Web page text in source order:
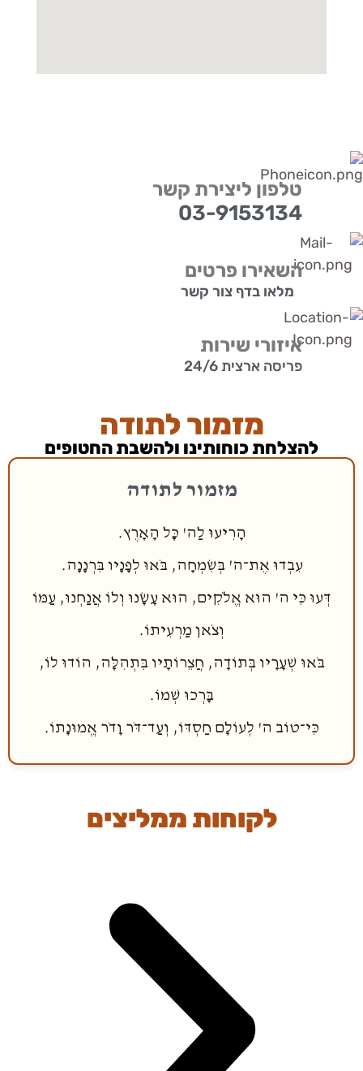
טלפון ליצירת קשר
03-9153134
השאירו פרטים
מלאו בדף צור קשר
איזורי שירות
פריסה ארצית 24/6
מזמור לתודה
להצלחת כוחותינו ולהשבת החטופים
מזמור לתודה
הָרִיעוּ לַה' כָּל הָאָרֶץ.
עִבְדוּ אֶת־ה' בְּשִׂמְחָה, בֹּאוּ לְפָנָיו בִּרְנָנָה.
דְּעוּ כִּי ה' הוּא אֱלֹקִים, הוּא עָשָׂנוּ וְלוֹ אֲנַחְנוּ, עַמּוֹ
וְצֹאן מַרְעִיתוֹ.
בֹּאוּ שְׁעָרָיו בְּתוֹדָה, חֲצֵרוֹתָיו בִּתְהִלָּה, הוֹדוּ לוֹ,
בָּרְכוּ שְׁמוֹ.
כִּי־טוֹב ה' לְעוֹלָם חַסְדּוֹ, וְעַד־דֹּר וָדֹר אֱמוּנָתוֹ.
לקוחות ממליצים